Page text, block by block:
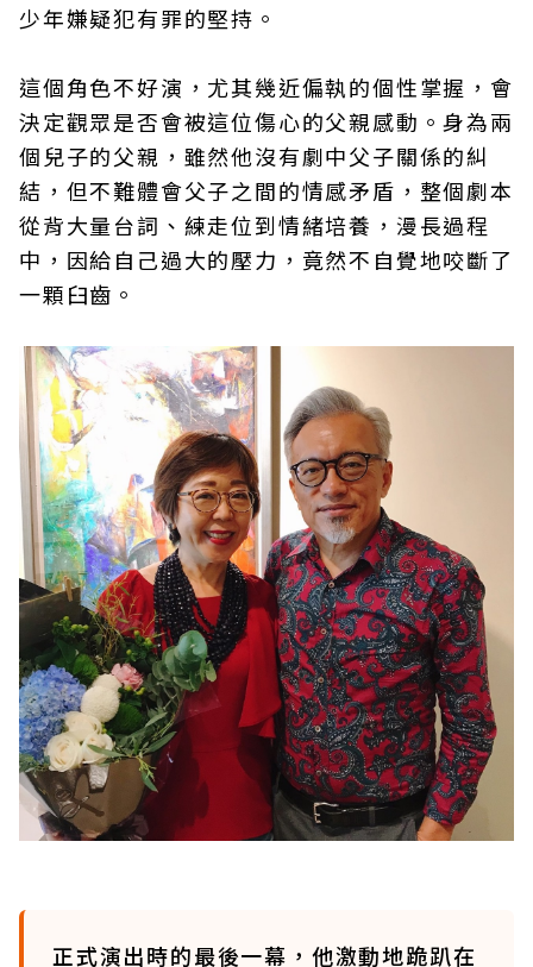
少年嫌疑犯有罪的堅持。
這個角色不好演，尤其幾近偏執的個性掌握，會
決定觀眾是否會被這位傷心的父親感動。身為兩
個兒子的父親，雖然他沒有劇中父子關係的糾
結，但不難體會父子之間的情感矛盾，整個劇本
從背大量台詞、練走位到情緒培養，漫長過程
中，因給自己過大的壓力，竟然不自覺地咬斷了
一顆臼齒。
正式演出時的最後一幕，他激動地跪趴在